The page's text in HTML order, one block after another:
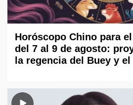
Horóscopo Chino para
del 7 al 9 de agosto:
la regencia del Buey y